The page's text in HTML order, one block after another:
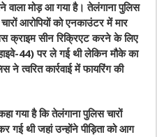
वाला मोड़ आ गयाहै। तेलंगाना पुलिस
आरोपियों को एनकाउंटर में मार
क्राइम सीन रिक्रिएट करने के लिए
44) पर ले गई थी लेकिन मौके का
ने त्‍वरित कार्रवाई में फायरिंग की
गया है कि तेलंगाना पुलिस चारों
गई थी जहां उन्‍होंने पीड़िता को आग